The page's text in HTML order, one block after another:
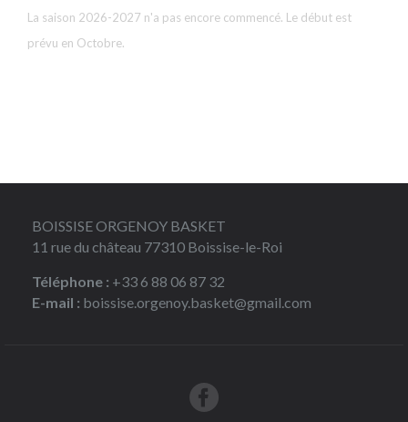
La saison 2026-2027 n'a pas encore commencé. Le début est
prévu en Octobre.
BOISSISE ORGENOY BASKET
11 rue du château 77310 Boissise-le-Roi
Téléphone : +33 6 88 06 87 32
E-mail : boissise.orgenoy.basket@gmail.com